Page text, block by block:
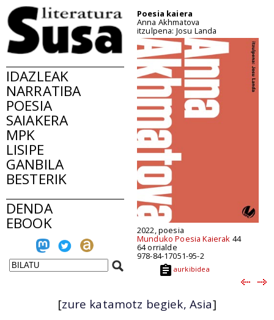
IDAZLEAK
NARRATIBA
POESIA
SAIAKERA
MPK
LISIPE
GANBILA
BESTERIK
DENDA
EBOOK
Poesia kaiera
Anna Akhmatova
itzulpena: Josu Landa
2022, poesia
Munduko Poesia Kaierak 44
64 orrialde
978-84-17051-95-2
aurkibidea
[zure katamotz begiek, Asia]